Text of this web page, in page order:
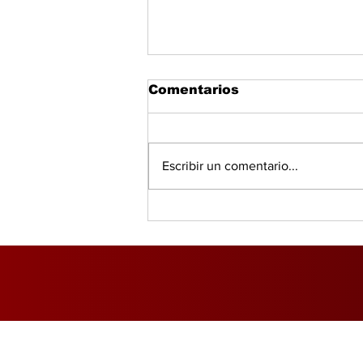
incumple con la
Comentarios
Escribir un comentario...